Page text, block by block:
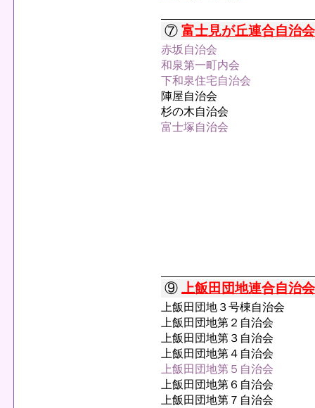
⑦ 富士見が丘連合自治会
赤坂自治会
和泉第一町内会
下和泉住宅自治会
陣屋自治会
杉の木自治会
富士塚自治会
⑨ 上飯田団地連合自治会
上飯田団地３号棟自治会
上飯田団地第２自治会
上飯田団地第３自治会
上飯田団地第４自治会
上飯田団地第５自治会
上飯田団地第６自治会
上飯田団地第７自治会